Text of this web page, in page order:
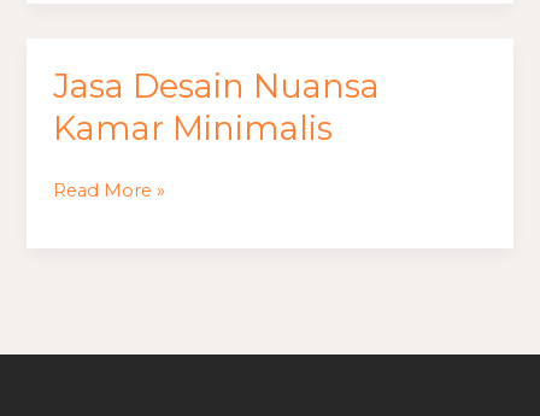
Jasa Desain Nuansa
Kamar Minimalis
Jasa
Desain
Nuansa
Read More »